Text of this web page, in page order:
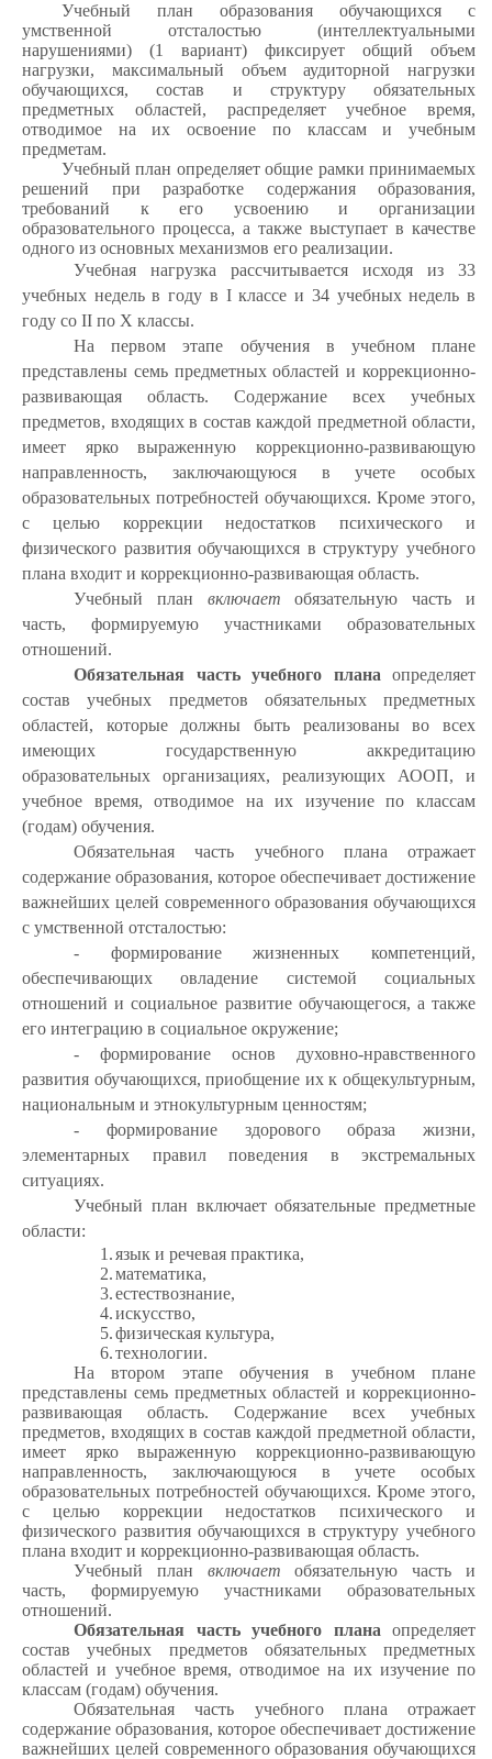
Учебный план образования обучающихся с
умственной отсталостью (интеллектуальными
нарушениями) (1 вариант) фиксирует общий объем
нагрузки, максимальный объем аудиторной нагрузки
обучающихся, состав и структуру обязательных
предметных областей, распределяет учебное время,
отводимое на их освоение по классам и учебным
предметам.
Учебный план определяет общие рамки принимаемых
решений при разработке содержания образования,
требований к его усвоению и организации
образовательного процесса, а также выступает в качестве
одного из основных механизмов его реализации.
Учебная нагрузка рассчитывается исходя из 33
учебных недель в году в I классе и 34 учебных недель в
году со II по X классы.
На первом этапе обучения в учебном плане
представлены семь предметных областей и коррекционно-
развивающая область. Содержание всех учебных
предметов, входящих в состав каждой предметной области,
имеет ярко выраженную коррекционно-развивающую
направленность, заключающуюся в учете особых
образовательных потребностей обучающихся. Кроме этого,
с целью коррекции недостатков психического и
физического развития обучающихся в структуру учебного
плана входит и коррекционно-развивающая область.
Учебный план включает обязательную часть и
часть, формируемую участниками образовательных
отношений.
Обязательная часть учебного плана определяет
состав учебных предметов обязательных предметных
областей, которые должны быть реализованы во всех
имеющих государственную аккредитацию
образовательных организациях, реализующих АООП, и
учебное время, отводимое на их изучение по классам
(годам) обучения.
Обязательная часть учебного плана отражает
содержание образования, которое обеспечивает достижение
важнейших целей современного образования обучающихся
с умственной отсталостью:
- формирование жизненных компетенций,
обеспечивающих овладение системой социальных
отношений и социальное развитие обучающегося, а также
его интеграцию в социальное окружение;
- формирование основ духовно-нравственного
развития обучающихся, приобщение их к общекультурным,
национальным и этнокультурным ценностям;
- формирование здорового образа жизни,
элементарных правил поведения в экстремальных
ситуациях.
Учебный план включает обязательные предметные
области:
1.язык и речевая практика,
2.математика,
3.естествознание,
4.искусство,
5.физическая культура,
6.технологии.
На втором этапе обучения в учебном плане
представлены семь предметных областей и коррекционно-
развивающая область. Содержание всех учебных
предметов, входящих в состав каждой предметной области,
имеет ярко выраженную коррекционно-развивающую
направленность, заключающуюся в учете особых
образовательных потребностей обучающихся. Кроме этого,
с целью коррекции недостатков психического и
физического развития обучающихся в структуру учебного
плана входит и коррекционно-развивающая область.
Учебный план включает обязательную часть и
часть, формируемую участниками образовательных
отношений.
Обязательная часть учебного плана определяет
состав учебных предметов обязательных предметных
областей и учебное время, отводимое на их изучение по
классам (годам) обучения.
Обязательная часть учебного плана отражает
содержание образования, которое обеспечивает достижение
важнейших целей современного образования обучающихся